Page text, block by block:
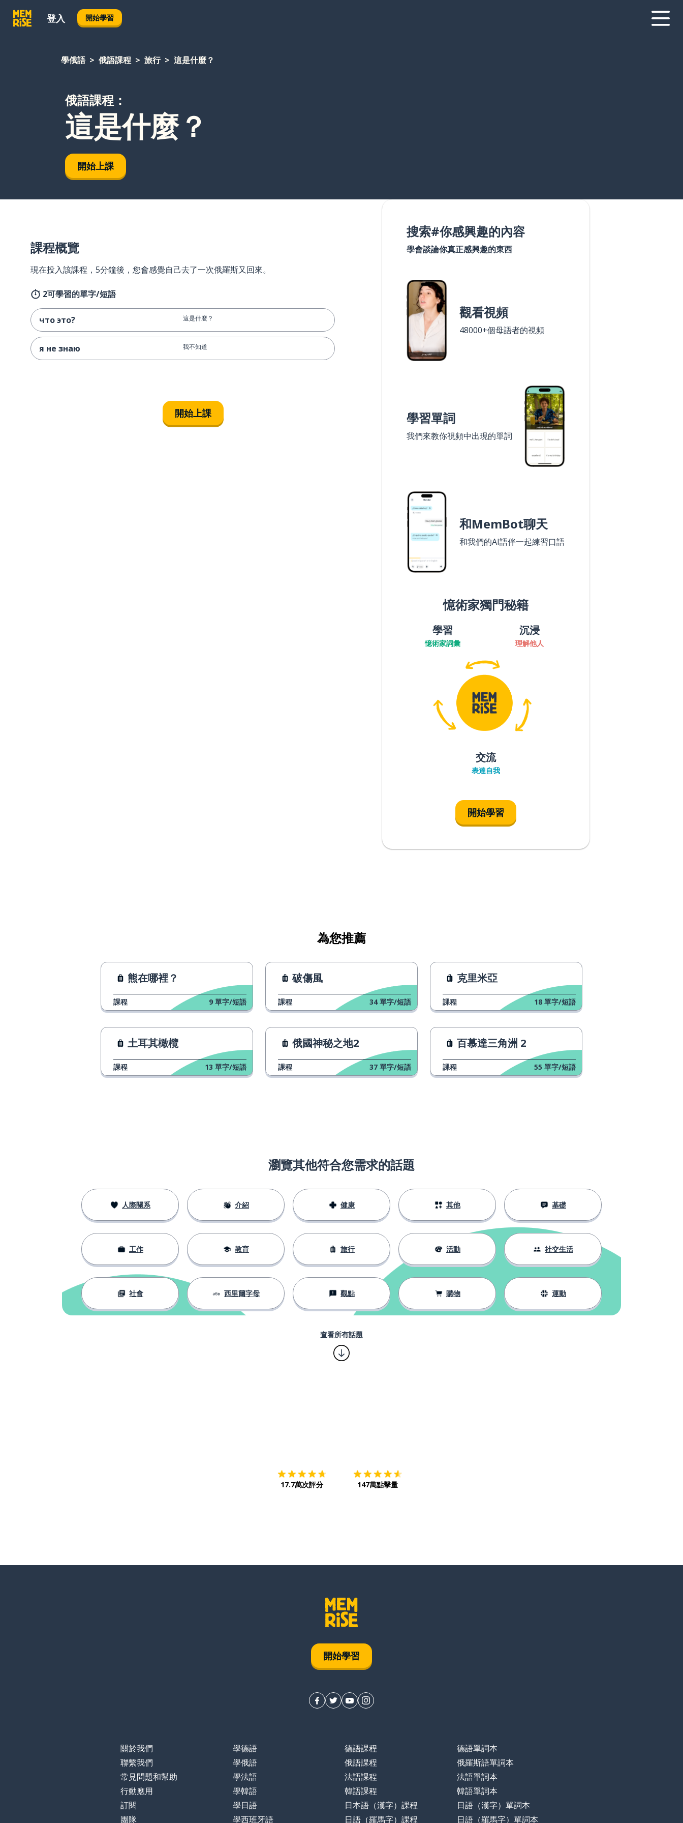
登入 開始學習
學俄語 俄語課程 旅行 這是什麼？
俄語課程：
這是什麼？
開始上課
課程概覽
現在投入該課程，5分鐘後，您會感覺自己去了一次俄羅斯又回來。
2可學習的單字/短語
что это? 這是什麼？
я не знаю 我不知道
開始上課
搜索#你感興趣的內容
學會談論你真正感興趣的東西
觀看視頻
48000+個母語者的視頻
學習單詞
我們來教你視頻中出現的單詞
和MemBot聊天
和我們的AI語伴一起練習口語
憶術家獨門秘籍
學習
憶術家詞彙
沉浸
理解他人
交流
表達自我
開始學習
為您推薦
熊在哪裡？
課程 9 單字/短語
破傷風
課程 34 單字/短語
克里米亞
課程 18 單字/短語
土耳其橄欖
課程 13 單字/短語
俄國神秘之地2
課程 37 單字/短語
百慕達三角洲 2
課程 55 單字/短語
瀏覽其他符合您需求的話題
人際關系 介紹 健康 其他 基礎
工作 教育 旅行 活動 社交生活
社會 西里爾字母 觀點 購物 運動
查看所有話題
17.7萬次評分 147萬點擊量
開始學習
關於我們
聯繫我們
常見問題和幫助
行動應用
訂閱
團隊
學德語
學俄語
學法語
學韓語
學日語
學西班牙語
德語課程
俄語課程
法語課程
韓語課程
日本語（漢字）課程
日語（羅馬字）課程
德語單詞本
俄羅斯語單詞本
法語單詞本
韓語單詞本
日語（漢字）單詞本
日語（羅馬字）單詞本